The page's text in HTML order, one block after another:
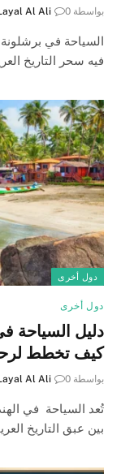
بواسطة Al Ali 0
السياحة في برشلونة
فيه سحر التاريخ
دول أخرى
دول أخرى
كيف تخطط
بواسطة Al Ali 0
تُعد السياحة في
بين عبق التاريخ